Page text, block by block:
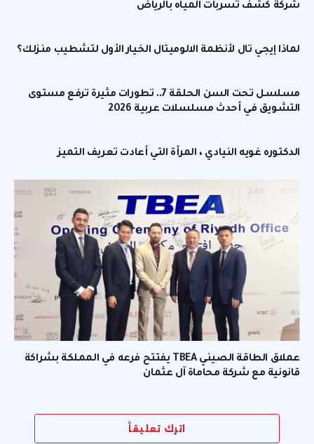
شركة كشف تسربات المياه بالرياض
لماذا إيجي تال لأنظمة الالوميتال الخيار الأول لتشطيب منزلك؟
مسلسل تحت السن الحلقة 7.. تطورات مثيرة ترفع مستوى
التشويق في أحدث مسلسلات عربية 2026
الدكتوره غويه النيادي ، المرأة التي أعادت تعريف التميز
عملاق الطاقة الصيني TBEA يفتتح فرعه في المملكة بشراكة
قانونية مع شركة محاماة آل عثمان
اترك تعليقاً